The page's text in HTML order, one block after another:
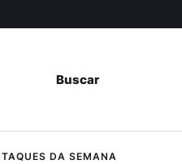
Buscar
DA SEMANA